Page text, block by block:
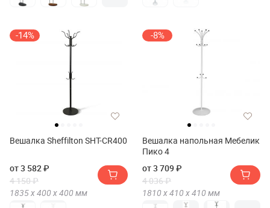
-14%
Вешалка Sheffilton SHT-CR400
от 3 582 ₽
4 150 ₽
1835 х400 х400 мм
-8%
Вешалка напольная Мебелик
Пико 4
от 3 709 ₽
4 036 ₽
1810 х410 х410 мм